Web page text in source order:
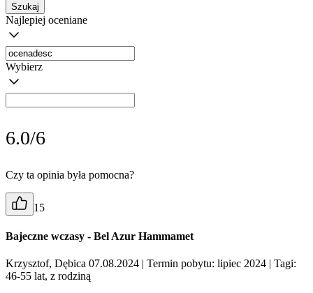
Szukaj
Najlepiej oceniane
Wybierz
6.0/6
Czy ta opinia była pomocna?
15
Bajeczne wczasy - Bel Azur Hammamet
Krzysztof, Dębica 07.08.2024 | Termin pobytu: lipiec 2024 | Tagi:
46-55 lat, z rodziną